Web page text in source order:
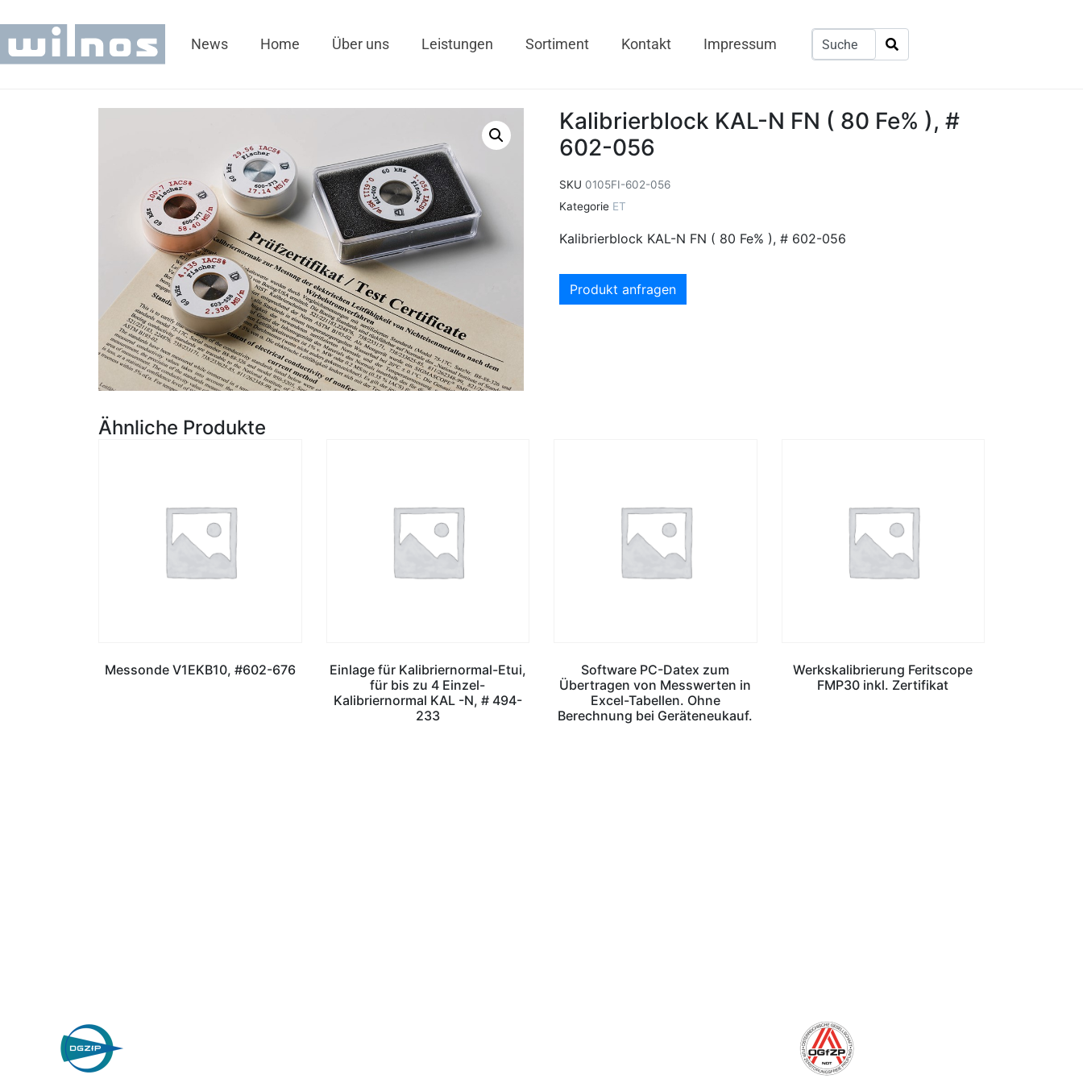
News Home Über uns Leistungen Sortiment Kontakt Impressum
Kalibrierblock KAL-N FN ( 80 Fe% ), #
602-056
SKU 0105FI-602-056
Kategorie ET
Kalibrierblock KAL-N FN ( 80 Fe% ), # 602-056
Produkt anfragen
Ähnliche Produkte
Messonde V1EKB10, #602-676
Einlage für Kalibriernormal-Etui,
für bis zu 4 Einzel-
Kalibriernormal KAL -N, # 494-
233
Software PC-Datex zum
Übertragen von Messwerten in
Excel-Tabellen. Ohne
Berechnung bei Geräteneukauf.
Werkskalibrierung Feritscope
FMP30 inkl. Zertifikat